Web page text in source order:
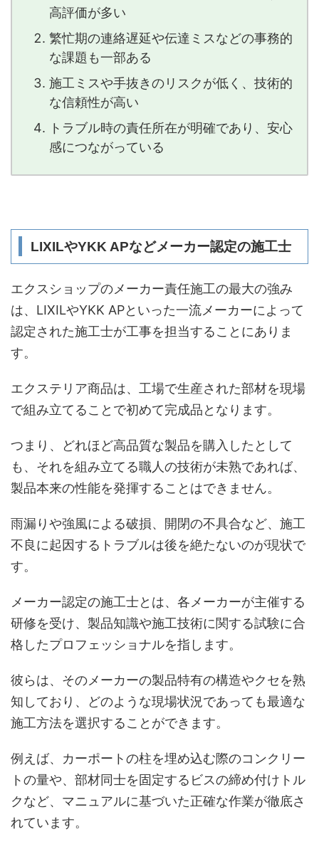
高評価が多い
繁忙期の連絡遅延や伝達ミスなどの事務的
な課題も一部ある
施工ミスや手抜きのリスクが低く、技術的
な信頼性が高い
トラブル時の責任所在が明確であり、安心
感につながっている
LIXILやYKK APなどメーカー認定の施工士
エクスショップのメーカー責任施工の最大の強み
は、LIXILやYKK APといった一流メーカーによって
認定された施工士が工事を担当することにありま
す。
エクステリア商品は、工場で生産された部材を現場
で組み立てることで初めて完成品となります。
つまり、どれほど高品質な製品を購入したとして
も、それを組み立てる職人の技術が未熟であれば、
製品本来の性能を発揮することはできません。
雨漏りや強風による破損、開閉の不具合など、施工
不良に起因するトラブルは後を絶たないのが現状で
す。
メーカー認定の施工士とは、各メーカーが主催する
研修を受け、製品知識や施工技術に関する試験に合
格したプロフェッショナルを指します。
彼らは、そのメーカーの製品特有の構造やクセを熟
知しており、どのような現場状況であっても最適な
施工方法を選択することができます。
例えば、カーポートの柱を埋め込む際のコンクリー
トの量や、部材同士を固定するビスの締め付けトル
クなど、マニュアルに基づいた正確な作業が徹底さ
れています。